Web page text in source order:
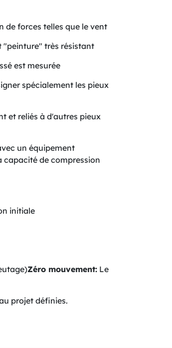
de forces telles que le vent
"peinture" très résistant
est mesurée
spécialement les pieux
et reliés à d'autres pieux
un équipement
capacité de compression
initiale
Zéro mouvement: Le
projet définies.